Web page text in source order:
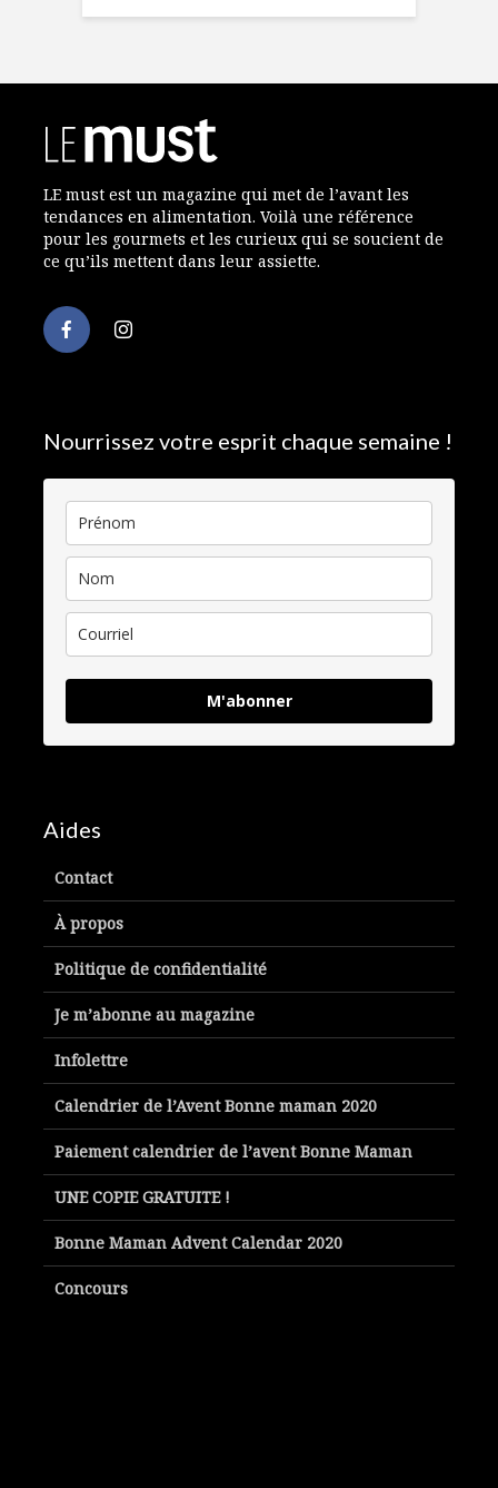
LE must est un magazine qui met de l’avant les
tendances en alimentation. Voilà une référence
pour les gourmets et les curieux qui se soucient de
ce qu’ils mettent dans leur assiette.
Nourrissez votre esprit chaque semaine !
M'abonner
Aides
Contact
À propos
Politique de confidentialité
Je m’abonne au magazine
Infolettre
Calendrier de l’Avent Bonne maman 2020
Paiement calendrier de l’avent Bonne Maman
UNE COPIE GRATUITE !
Bonne Maman Advent Calendar 2020
Concours